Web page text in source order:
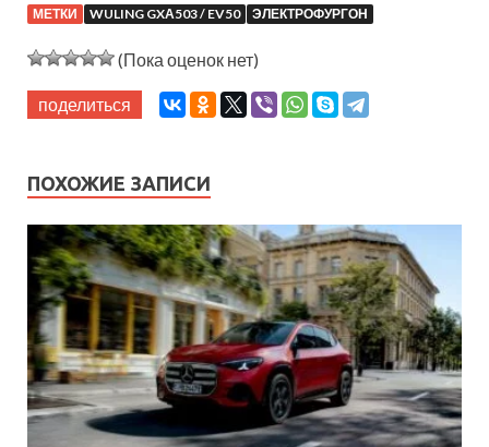
МЕТКИ WULING GXА503 / EV50 ЭЛЕКТРОФУРГОН
(Пока оценок нет)
поделиться
ПОХОЖИЕ ЗАПИСИ